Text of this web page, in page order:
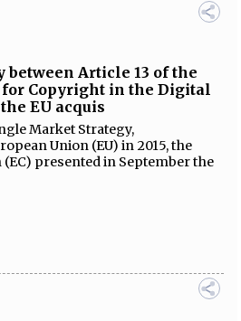
between Article 13 of the
Copyright in the Digital
EU acquis
Market Strategy,
Union (EU) in 2015, the
presented in September the